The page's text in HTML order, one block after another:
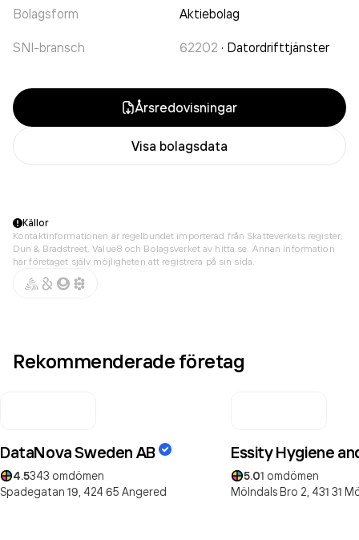
Bolagsform Aktiebolag
SNI-bransch 62202 · Datordrifttjänster
Årsredovisningar
Visa bolagsdata
Källor
Kontaktinformationen är regelbundet importerad från Skatteverkets register,
Dun & Bradstreet, Value8 och Bolagsverket av hitta.se. Annan information
har företaget själv möjligheten att registrera på sin sida.
Rekommenderade företag
DataNova Sweden AB
4.5343 omdömen
Spadegatan 19, 424 65 Angered
Essity Hygiene
5.01 omdömen
Mölndals Bro 2, 431 31